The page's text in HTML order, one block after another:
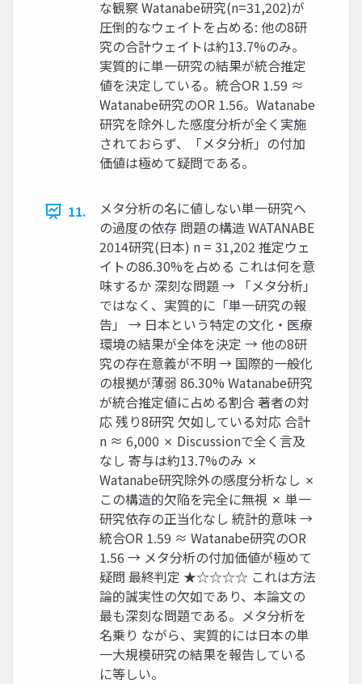
な観察 Watanabe研究(n=31,202)が
圧倒的なウェイトを占める: 他の8研
究の合計ウェイトは約13.7%のみ。
実質的に単一研究の結果が統合推定
値を決定している。統合OR 1.59 ≈
Watanabe研究のOR 1.56。Watanabe
研究を除外した感度分析が全く実施
されておらず、「メタ分析」の付加
価値は極めて疑問である。
11.
メタ分析の名に値しない単一研究へ
の過度の依存 問題の構造 WATANABE
2014研究(日本) n = 31,202 推定ウェ
イトの86.30%を占める これは何を意
味するか 深刻な問題 → 「メタ分析」
ではなく、実質的に「単一研究の報
告」 → 日本という特定の文化・医療
環境の結果が全体を決定 → 他の8研
究の存在意義が不明 → 国際的一般化
の根拠が薄弱 86.30% Watanabe研究
が統合推定値に占める割合 著者の対
応 残り8研究 欠如している対応 合計
n ≈ 6,000 ✗ Discussionで全く言及
なし 寄与は約13.7%のみ ✗
Watanabe研究除外の感度分析なし ✗
この構造的欠陥を完全に無視 ✗ 単一
研究依存の正当化なし 統計的意味 →
統合OR 1.59 ≈ Watanabe研究のOR
1.56 → メタ分析の付加価値が極めて
疑問 最終判定 ★☆☆☆☆ これは方法
論的誠実性の欠如であり、本論文の
最も深刻な問題である。メタ分析を
名乗り ながら、実質的には日本の単
一大規模研究の結果を報告している
に等しい。